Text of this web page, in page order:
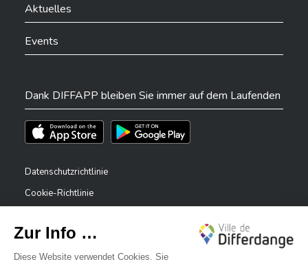
Aktuelles
Events
Dank DIFFAPP bleiben Sie immer auf dem Laufenden
Téléchargez l'app sur l'App StoreTéléchargez l'app sur Play Store
Datenschutzrichtlinie
Cookie-Richtlinie
Erklärung zur Barrierefreiheit
Meldesystem – Whistleblower
✕